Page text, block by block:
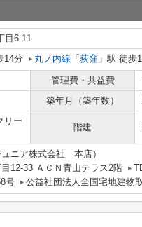
目6-11
14分 丸ノ内線 「 荻窪 」駅 徒歩
管理費・共益費
築年月（築年数）
リー
階建
ニア株式会社 本店）
12-33 ＡＣＮ青山テラス2階
号
公益社団法人全国宅地建物